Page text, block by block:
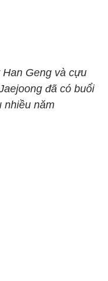
Geng và cựu
đã có buổi
nhiều năm